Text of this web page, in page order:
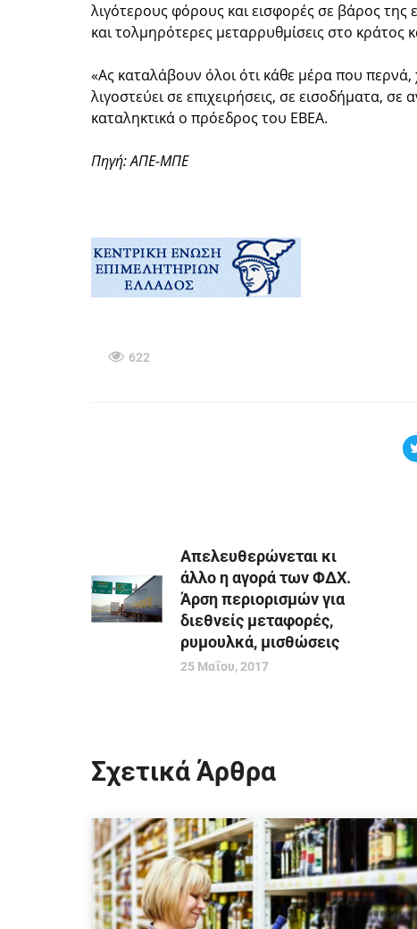
λιγότερους φόρους και εισφορές σε βάρος της
και τολμηρότερες μεταρρυθμίσεις στο κράτος
«Ας καταλάβουν όλοι ότι κάθε μέρα που
λιγοστεύει σε επιχειρήσεις, σε εισοδήματα,
καταληκτικά ο πρόεδρος του ΕΒΕΑ.
Πηγή: ΑΠΕ-ΜΠΕ
622
Απελευθερώνεται κι
άλλο η αγορά των ΦΔΧ.
Άρση περιορισμών για
διεθνείς μεταφορές,
ρυμουλκά, μισθώσεις
25 Μαΐου, 2017
Σχετικά Άρθρα